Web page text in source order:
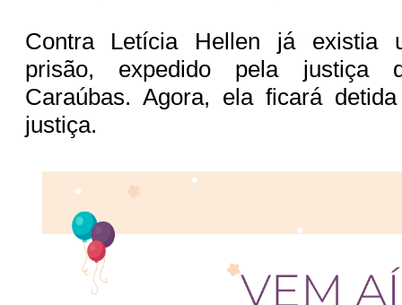
Contra Letícia Hellen já existia
prisão, expedido pela justiça
Caraúbas. Agora, ela ficará
justiça.